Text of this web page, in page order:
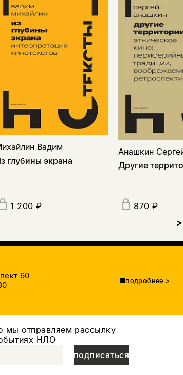
Вадим
глубины экрана
1 200 ₽
Анашкин
Другие
870 ₽
>
60
подробнее >
мы отправляем рассылку
НЛО
подписаться